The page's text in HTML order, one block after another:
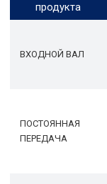
продукта
ВХОДНОЙ ВАЛ
ПОСТОЯННАЯ
ПЕРЕДАЧА